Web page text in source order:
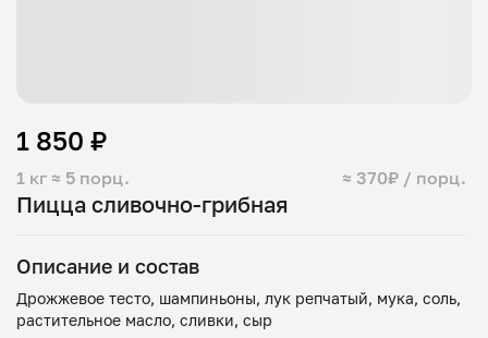
Пицца сливочно-грибная
1 кг ≈ 5 порц. ≈ 370₽ / порц.
1 850 ₽
Описание и состав
Дрожжевое тесто, шампиньоны, лук репчатый, мука, соль,